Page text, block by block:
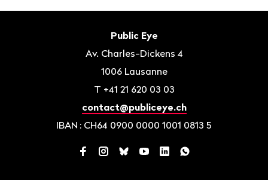
Public Eye
Av. Charles-Dickens 4
1006 Lausanne
T +41 21 620 03 03
contact@publiceye.ch
IBAN : CH64 0900 0000 1001 0813 5
Facebook
Instagram
BlueskyYouTube
LinkedInWhatsApp